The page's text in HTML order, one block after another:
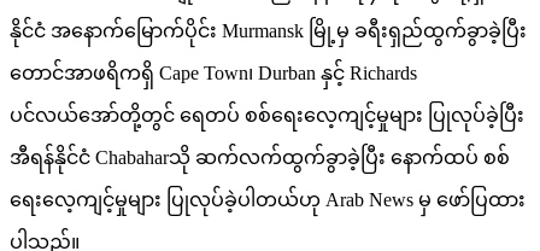
နိုင်ငံ အနောက်မြောက်ပိုင်း Murmansk မြို့မှ ခရီးရှည်ထွက်ခွာခဲ့ပြီး
တောင်အာဖရိကရှိ Cape Town၊ Durban နှင့် Richards
ပင်လယ်အော်တို့တွင် ရေတပ် စစ်ရေးလေ့ကျင့်မှုများ ပြုလုပ်ခဲ့ပြီး
အီရန်နိုင်ငံ Chabaharသို ဆက်လက်ထွက်ခွာခဲ့ပြီး နောက်ထပ် စစ်
ရေးလေ့ကျင့်မှုများ ပြုလုပ်ခဲ့ပါတယ်ဟု Arab News မှ ဖော်ပြထား
ပါသည်။